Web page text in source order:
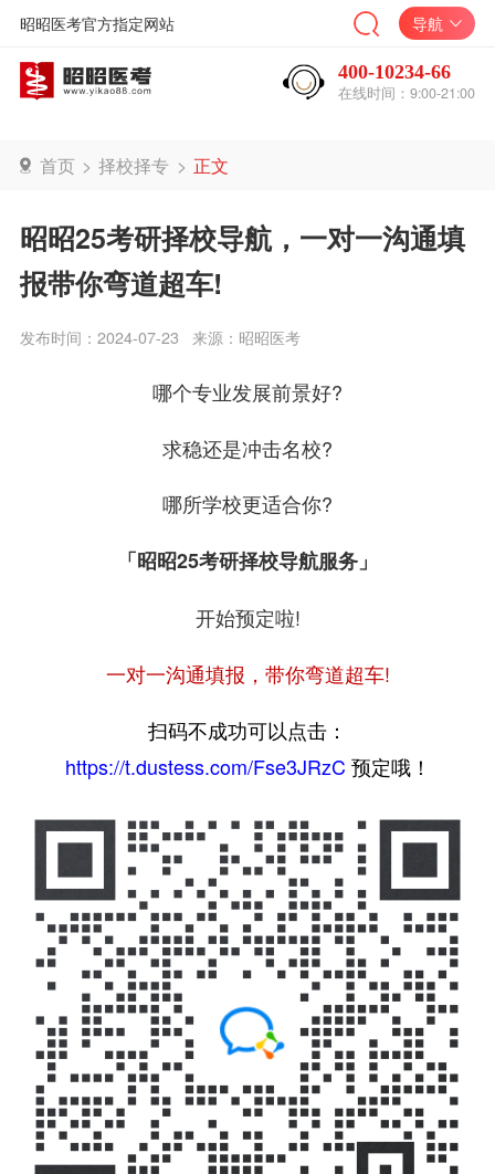
昭昭医考官方指定网站 导航
400-10234-66
在线时间：9:00-21:00
首页 > 择校择专 > 正文
昭昭25考研择校导航，一对一沟通填
报带你弯道超车!
发布时间：2024-07-23 来源：昭昭医考
哪个专业发展前景好?
求稳还是冲击名校?
哪所学校更适合你?
「昭昭25考研择校导航服务」
开始预定啦!
一对一沟通填报，带你弯道超车!
扫码不成功可以点击：
https://t.dustess.com/Fse3JRzC 预定哦！